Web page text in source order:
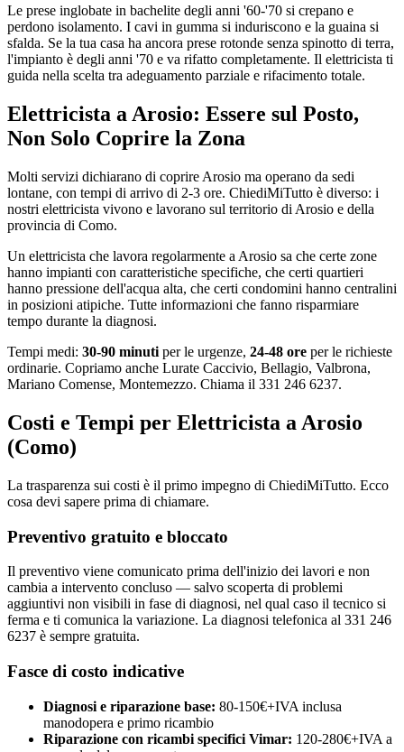
Le prese inglobate in bachelite degli anni '60-'70 si crepano e
perdono isolamento. I cavi in gumma si induriscono e la guaina si
sfalda. Se la tua casa ha ancora prese rotonde senza spinotto di terra,
l'impianto è degli anni '70 e va rifatto completamente. Il elettricista ti
guida nella scelta tra adeguamento parziale e rifacimento totale.
Elettricista a Arosio: Essere sul Posto,
Non Solo Coprire la Zona
Molti servizi dichiarano di coprire Arosio ma operano da sedi
lontane, con tempi di arrivo di 2-3 ore. ChiediMiTutto è diverso: i
nostri elettricista vivono e lavorano sul territorio di Arosio e della
provincia di Como.
Un elettricista che lavora regolarmente a Arosio sa che certe zone
hanno impianti con caratteristiche specifiche, che certi quartieri
hanno pressione dell'acqua alta, che certi condomini hanno centralini
in posizioni atipiche. Tutte informazioni che fanno risparmiare
tempo durante la diagnosi.
Tempi medi: 30-90 minuti per le urgenze, 24-48 ore per le richieste
ordinarie. Copriamo anche Lurate Caccivio, Bellagio, Valbrona,
Mariano Comense, Montemezzo. Chiama il 331 246 6237.
Costi e Tempi per Elettricista a Arosio
(Como)
La trasparenza sui costi è il primo impegno di ChiediMiTutto. Ecco
cosa devi sapere prima di chiamare.
Preventivo gratuito e bloccato
Il preventivo viene comunicato prima dell'inizio dei lavori e non
cambia a intervento concluso — salvo scoperta di problemi
aggiuntivi non visibili in fase di diagnosi, nel qual caso il tecnico si
ferma e ti comunica la variazione. La diagnosi telefonica al 331 246
6237 è sempre gratuita.
Fasce di costo indicative
Diagnosi e riparazione base: 80-150€+IVA inclusa
manodopera e primo ricambio
Riparazione con ricambi specifici Vimar: 120-280€+IVA a